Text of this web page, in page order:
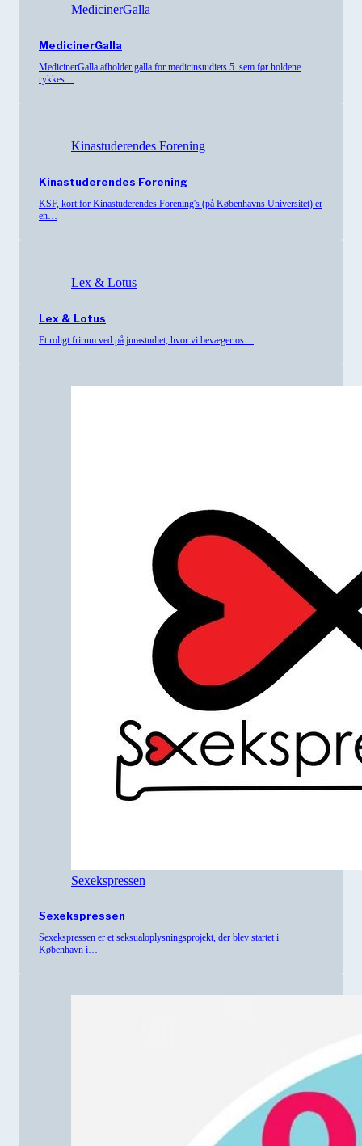
MedicinerGalla
MedicinerGalla
MedicinerGalla afholder galla for medicinstudiets 5. sem før holdene
rykkes…
Kinastuderendes Forening
Kinastuderendes Forening
KSF, kort for Kinastuderendes Forening's (på Københavns Universitet) er
en…
Lex & Lotus
Lex & Lotus
Et roligt frirum ved på jurastudiet, hvor vi bevæger os…
Sexekspressen
Sexekspressen
Sexekspressen er et seksualoplysningsprojekt, der blev startet i
København i…